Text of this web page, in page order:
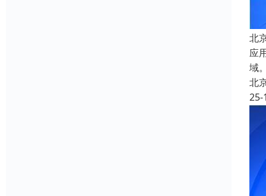
北
应
域
北
25-